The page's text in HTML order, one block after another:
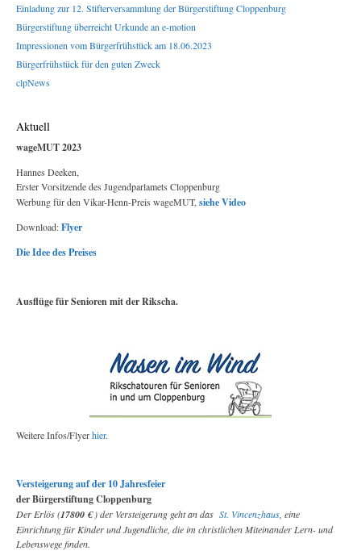
Einladung zur 12. Stifterversammlung der Bürgerstiftung Cloppenburg
Bürgerstiftung überreicht Urkunde an e-motion
Impressionen vom Bürgerfrühstück am 18.06.2023
Bürgerfrühstück für den guten Zweck
clpNews
Aktuell
wageMUT 2023
Hannes Deeken,
Erster Vorsitzende des Jugendparlamets Cloppenburg
Werbung für den Vikar-Henn-Preis wageMUT, siehe Video
Download:Flyer
Die Idee des Preises
Ausflüge für Senioren mit der Rikscha.
Weitere Infos/Flyerhier.
Versteigerung auf der 10 Jahresfeier
der Bürgerstiftung Cloppenburg
Der Erlös (17800 €) der Versteigerung geht an das St. Vincenzhaus , eine
Einrichtung für Kinder und Jugendliche, die im christlichen Miteinander Lern- und
Lebenswege finden.